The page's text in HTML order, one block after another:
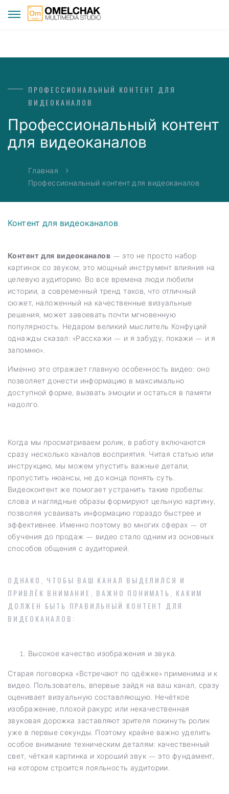
ПРОФЕССИОНАЛЬНЫЙ КОНТЕНТ ДЛЯ
ВИДЕОКАНАЛОВ
Профессиональный контент
для видеоканалов
Главная
Профессиональный контент для видеоканалов
Контент для видеоканалов.
Контент для видеоканалов — это не просто набор
картинок со звуком, это мощный инструмент влияния на
целевую аудиторию. Во все времена люди любили
истории, а современный тренд таков, что отличный
сюжет, наложенный на качественные визуальные
решения, может завоевать почти мгновенную
популярность. Недаром великий мыслитель Конфуций
однажды сказал: «Расскажи — и я забуду, покажи — и я
запомню».
Именно это отражает главную особенность видео: оно
позволяет донести информацию в максимально
доступной форме, вызвать эмоции и остаться в памяти
надолго.
Когда мы просматриваем ролик, в работу включаются
сразу несколько каналов восприятия. Читая статью или
инструкцию, мы можем упустить важные детали,
пропустить нюансы, не до конца понять суть.
Видеоконтент же помогает устранить такие пробелы:
слова и наглядные образы формируют цельную картину,
позволяя усваивать информацию гораздо быстрее и
эффективнее. Именно поэтому во многих сферах — от
обучения до продаж — видео стало одним из основных
способов общения с аудиторией.
ОДНАКО, ЧТОБЫ ВАШ КАНАЛ ВЫДЕЛИЛСЯ И
ПРИВЛЁК ВНИМАНИЕ, ВАЖНО ПОНИМАТЬ, КАКИМ
ДОЛЖЕН БЫТЬ ПРАВИЛЬНЫЙ КОНТЕНТ ДЛЯ
ВИДЕОКАНАЛОВ:
Высокое качество изображения и звука.
Старая поговорка «Встречают по одёжке» применима и к
видео. Пользователь, впервые зайдя на ваш канал, сразу
оценивает визуальную составляющую. Нечёткое
изображение, плохой ракурс или некачественная
звуковая дорожка заставляют зрителя покинуть ролик
уже в первые секунды. Поэтому крайне важно уделить
особое внимание техническим деталям: качественный
свет, чёткая картинка и хороший звук — это фундамент,
на котором строится лояльность аудитории.